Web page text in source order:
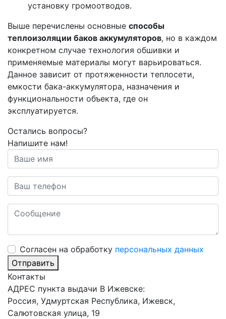
установку громоотводов.
Выше перечислены основные способы
теплоизоляции баков аккумуляторов, но в каждом
конкретном случае технология обшивки и
применяемые материалы могут варьироваться.
Данное зависит от протяженности теплосети,
емкости бака-аккумулятора, назначения и
функциональности объекта, где он
эксплуатируется.
Остались вопросы?
Напишите нам!
Cогласен на обработку персональных данных
Отправить
Контакты
АДРЕС пункта выдачи В Ижевске:
Россия, Удмуртская Республика, Ижевск,
Салютовская улица, 19